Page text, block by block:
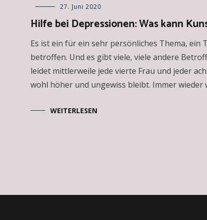
Allgemein ,
27. Juni 2020
Hilfe bei Depressionen: Was kann
Es ist ein für ein sehr persönliches Thema, ein
betroffen. Und es gibt viele, viele andere
leidet mittlerweile jede vierte Frau und jeder
wohl höher und ungewiss bleibt. Immer wieder
WEITERLESEN